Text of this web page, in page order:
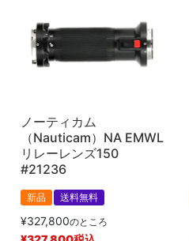
ノーティカム
（Nauticam）NA EMWL
リレーレンズ150
#21236
新品 送料無料
¥327,800のところ